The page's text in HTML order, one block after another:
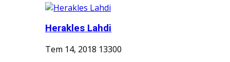
Herakles Lahdi
Tem 14, 2018 13300